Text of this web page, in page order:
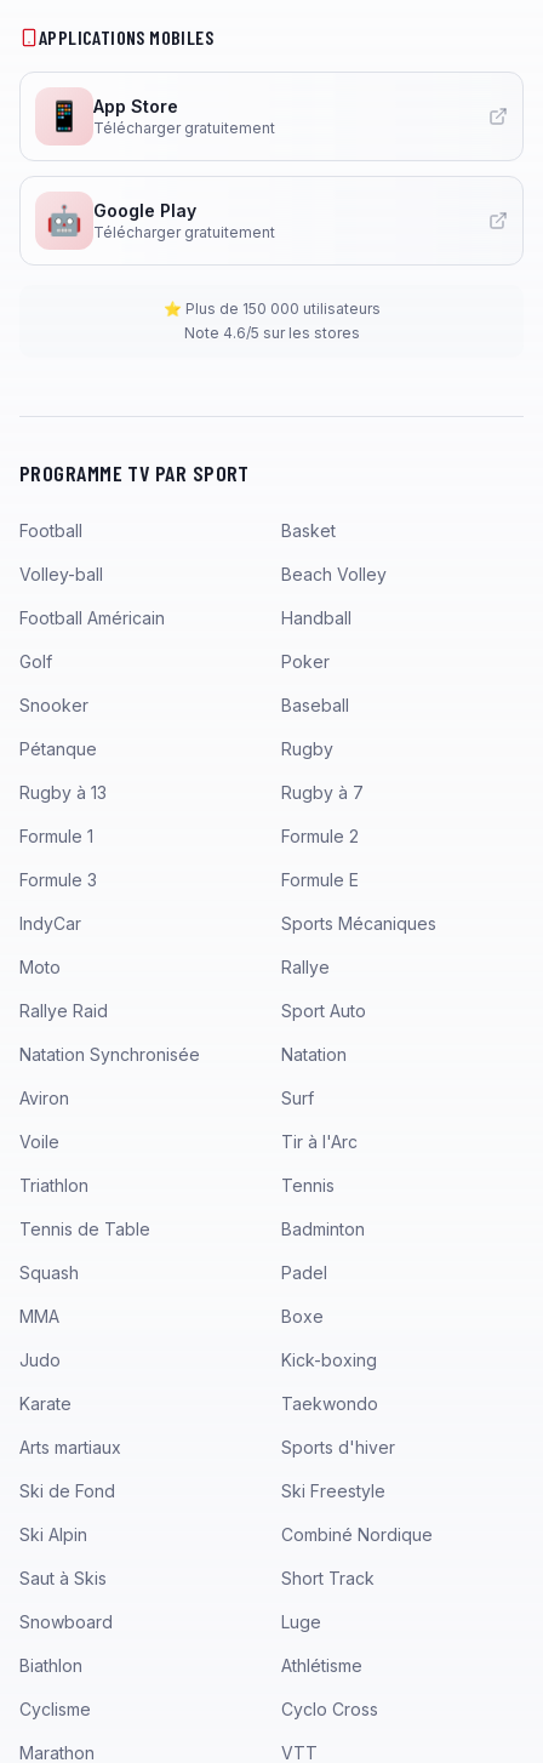
APPLICATIONS MOBILES
📱 App Store
Télécharger gratuitement
🤖 Google Play
Télécharger gratuitement
⭐ Plus de 150 000 utilisateurs
Note 4.6/5 sur les stores
PROGRAMME TV PAR SPORT
Football Basket
Volley-ball Beach Volley
Football Américain Handball
Golf Poker
Snooker Baseball
Pétanque Rugby
Rugby à 13 Rugby à 7
Formule 1 Formule 2
Formule 3 Formule E
IndyCar Sports Mécaniques
Moto Rallye
Rallye Raid Sport Auto
Natation Synchronisée Natation
Aviron Surf
Voile Tir à l'Arc
Triathlon Tennis
Tennis de Table Badminton
Squash Padel
MMA Boxe
Judo Kick-boxing
Karate Taekwondo
Arts martiaux Sports d'hiver
Ski de Fond Ski Freestyle
Ski Alpin Combiné Nordique
Saut à Skis Short Track
Snowboard Luge
Biathlon Athlétisme
Cyclisme Cyclo Cross
Marathon VTT